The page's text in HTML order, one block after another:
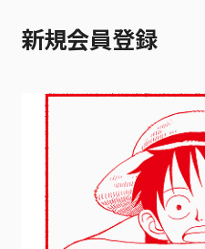
新規会員登録